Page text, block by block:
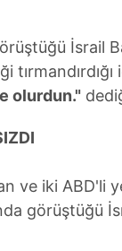
İsrail
olurdun."
ve iki ABD'li
görüştüğü